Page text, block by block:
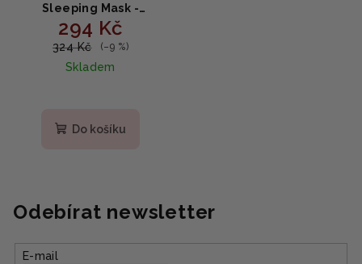
Sleeping Mask -
vitamínová noční maska s
propolisem 60ml
294 Kč
324 Kč (–9 %)
Skladem
Do košíku
Odebírat newsletter
E-mail